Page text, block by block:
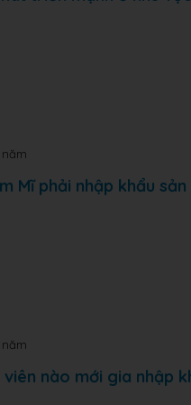
Mĩ phải nhập khẩu
viên nào mới gia nhập